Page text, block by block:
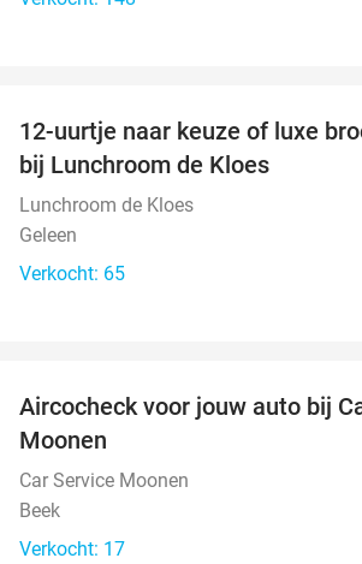
12-uurtje naar keuze of luxe
bij Lunchroom de Kloes
Lunchroom de Kloes
Geleen
Verkocht: 65
Aircocheck voor jouw auto bij
Moonen
Car Service Moonen
Beek
Verkocht: 17